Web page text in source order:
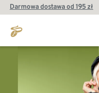
Darmowa dostawa od 195 zł